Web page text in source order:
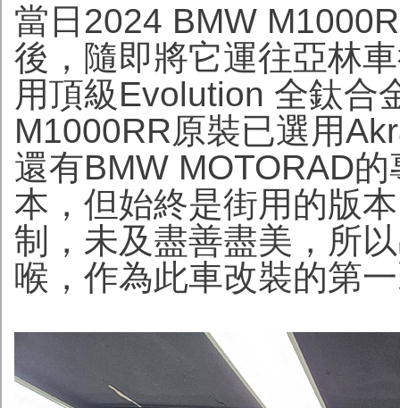
當日2024 BMW
後，隨即將它運往亞林
用頂級Evolution 全鈦合
M1000RR原裝已選用
還有BMW MOTORAD
本，但始終是街用的版
制，未及盡善盡美，所
喉，作為此車改裝的第